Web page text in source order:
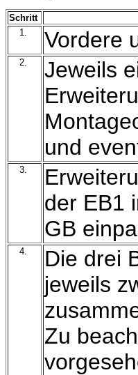
Schritt
1.
Vordere
2. Jeweils
und
3.
der EB1
GB
4.
Die drei
jeweils
Zu